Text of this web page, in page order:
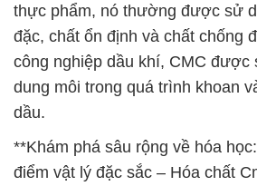
thực phẩm, nó thường được sử
đặc, chất ổn định và chất chống
công nghiệp dầu khí, CMC được
dung môi trong quá trình khoan
dầu.
**Khám phá sâu rộng về hóa
điểm vật lý đặc sắc – Hóa chất